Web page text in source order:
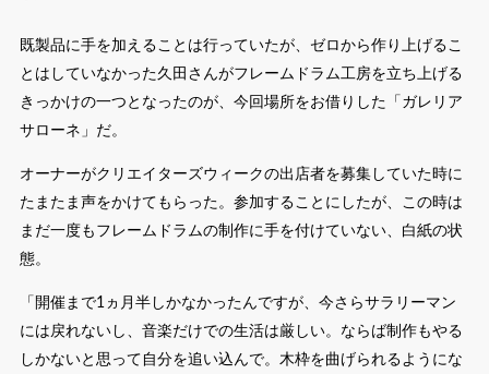
既製品に手を加えることは行っていたが、ゼロから作り上げるこ
とはしていなかった久田さんがフレームドラム工房を立ち上げる
きっかけの一つとなったのが、今回場所をお借りした「ガレリア
サローネ」だ。
オーナーがクリエイターズウィークの出店者を募集していた時に
たまたま声をかけてもらった。参加することにしたが、この時は
まだ一度もフレームドラムの制作に手を付けていない、白紙の状
態。
「開催まで1ヵ月半しかなかったんですが、今さらサラリーマン
には戻れないし、音楽だけでの生活は厳しい。ならば制作もやる
しかないと思って自分を追い込んで。木枠を曲げられるようにな